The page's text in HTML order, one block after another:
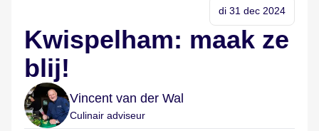
di 31 dec 2024
Kwispelham: maak ze
blij!
Vincent van der Wal
Culinair adviseur